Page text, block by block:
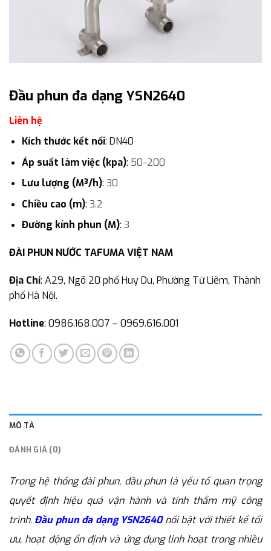
Đầu phun đa dạng YSN2640
Liên hệ
Kích thước kết nối: DN40
Áp suất làm việc (kpa): 50-200
Lưu lượng (M³/h): 30
Chiều cao (m): 3.2
Đường kính phun (M): 3
ĐÀI PHUN NƯỚC TAFUMA VIỆT NAM
Địa Chỉ: A29, Ngõ 20 phố Huy Du, Phường Từ Liêm, Thành
phố Hà Nội.
Hotline: 0986.168.007 – 0969.616.001
MÔ TẢ
ĐÁNH GIÁ (0)
Trong hệ thống đài phun, đầu phun là yếu tố quan trọng
quyết định hiệu quả vận hành và tính thẩm mỹ công
trình. Đầu phun đa dạng YSN2640nổi bật với thiết kế tối
ưu, hoạt động ổn định và ứng dụng linh hoạt trong nhiều